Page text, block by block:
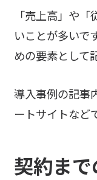
「売上高」や
いことが多いで
めの要素として
導入事例の記事
ートサイトなど
契約ま